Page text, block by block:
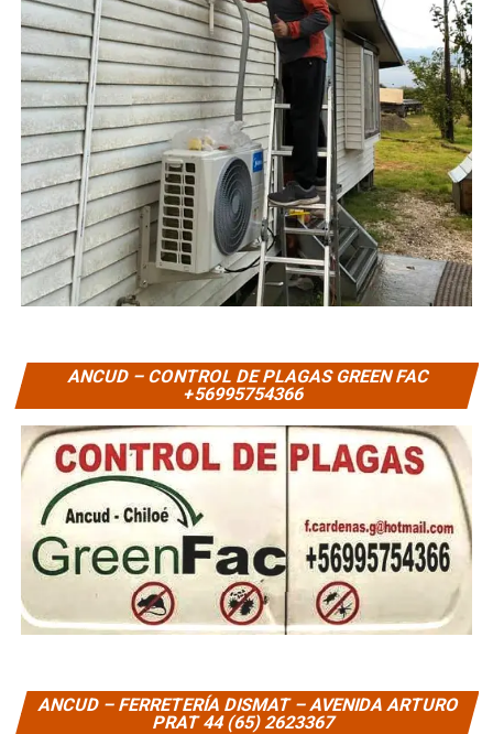
ANCUD – CONTROL DE PLAGAS GREEN FAC
+56995754366
ANCUD – FERRETERÍA DISMAT – AVENIDA ARTURO
PRAT 44 (65) 2623367